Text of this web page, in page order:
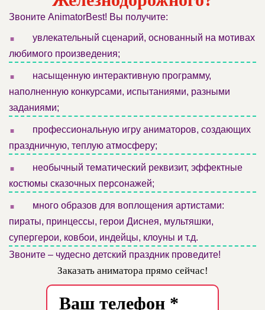
Звоните AnimatorBest! Вы получите:
.
увлекательный сценарий, основанный на мотивах
любимого произведения;
.
насыщенную интерактивную программу,
наполненную конкурсами, испытаниями, разными
заданиями;
.
профессиональную игру аниматоров, создающих
праздничную, теплую атмосферу;
.
необычный тематический реквизит, эффектные
костюмы сказочных персонажей;
.
много образов для воплощения артистами:
пираты, принцессы, герои Диснея, мультяшки,
супергерои, ковбои, индейцы, клоуны и т.д.
Звоните – чудесно детский праздник проведите!
Заказать аниматора прямо сейчас!